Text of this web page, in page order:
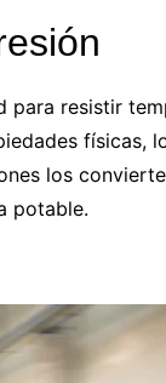
resistir
físicas,
los
potable.